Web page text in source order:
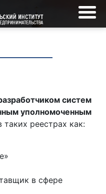
систем
уполномоченным
реестрах как:
в сфере